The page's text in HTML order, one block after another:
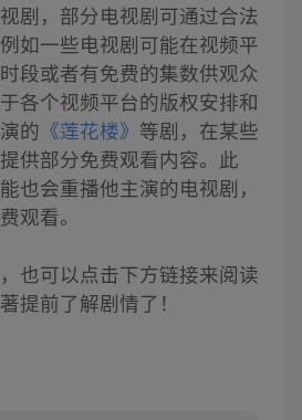
剧，部分电视剧可通过合法
如一些电视剧可能在视频平
段或者有免费的集数供观众
各个视频平台的版权安排和
的 《莲花楼》 等剧，在某些
供部分免费观看内容。此
也会重播他主演的电视剧，
观看。
也可以点击下方链接来阅读
提前了解剧情了！